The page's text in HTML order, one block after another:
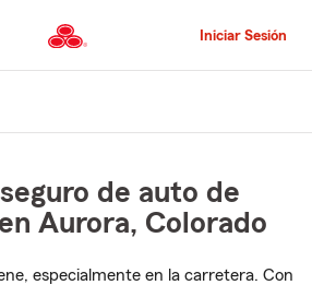
al
contenido
principal
Iniciar Sesión
de auto de
Aurora, Colorado
especialmente en la carretera. Con